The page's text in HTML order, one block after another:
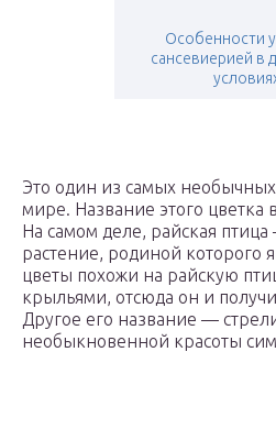
Особенности
сансевиерией в
Это один из самых
мире. Название этого цветка
На самом деле, райская птица
растение, родиной которого
цветы похожи на райскую
крыльями, отсюда он и
Другое его название —
необыкновенной красоты